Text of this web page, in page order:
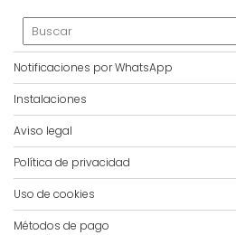
Notificaciones por WhatsApp
Instalaciones
Aviso legal
Política de privacidad
Uso de cookies
Métodos de pago